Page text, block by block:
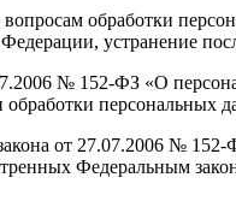
обработки
устранение
№ 152-ФЗ «О
персональных
от 27.07.2006 №
Федеральным